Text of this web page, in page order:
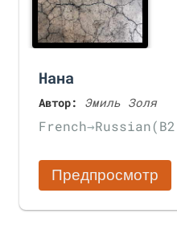
Нана
Автор: Эмиль Золя
French→Russian
Предпросмотр